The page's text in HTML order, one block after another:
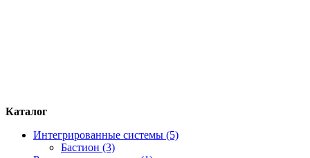
Каталог
Интегрированные системы (5)
Бастион (3)